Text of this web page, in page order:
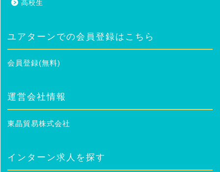
高校生
ユアターンでの会員登録はこちら
会員登録(無料)
運営会社情報
東晶貿易株式会社
インターン求人を探す